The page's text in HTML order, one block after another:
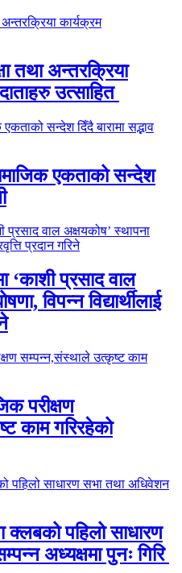
तथा अन्तरक्रिया
उत्साहित
एकताको सन्देश
‘काशी प्रसाद वाल
विपन्न विद्यार्थीलाई
परीक्षण
काम गरिरहेको
पहिलो साधारण
अध्यक्षमा पुनः गिरि